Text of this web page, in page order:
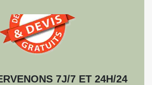
7J/7 ET 24H/24